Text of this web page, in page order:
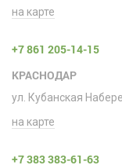
на карте
+7 861 205-14-15
КРАСНОДАР
ул. Кубанская
на карте
+7 383 383-61-63